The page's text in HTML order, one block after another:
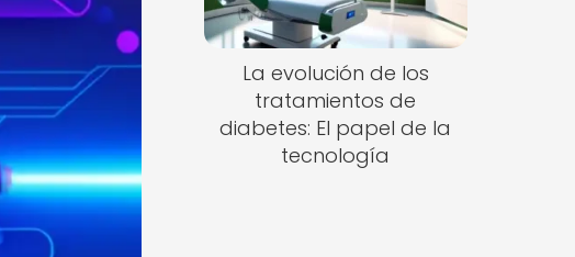
La evolución de los
tratamientos de
diabetes: El papel de la
tecnología